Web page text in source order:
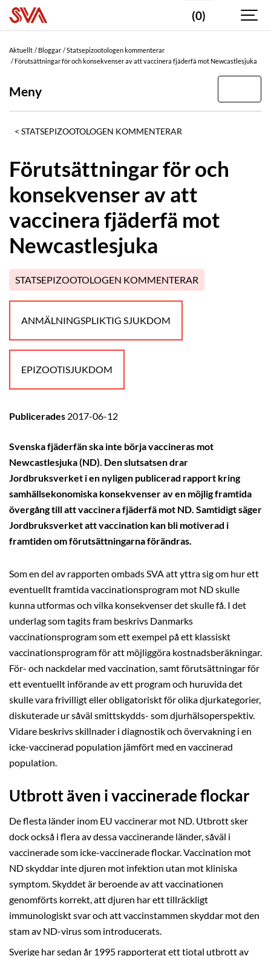
(0)
Aktuellt Bloggar
Statsepizootologen kommenterar
Förutsättningar för och konsekvenser av att vaccinera fjäderfä mot Newcastlesjuka
Meny
STATSEPIZOOTOLOGEN KOMMENTERAR
Förutsättningar för och
konsekvenser av att
vaccinera fjäderfä mot
Newcastlesjuka
STATSEPIZOOTOLOGEN KOMMENTERAR
ANMÄLNINGSPLIKTIG SJUKDOM
EPIZOOTISJUKDOM
Publicerades 2017-06-12
Svenska fjäderfän ska inte börja vaccineras mot
Newcastlesjuka (ND). Den slutsatsen drar
Jordbruksverket i en nyligen publicerad rapport kring
samhällsekonomiska konsekvenser av en möjlig framtida
övergång till att vaccinera fjäderfä mot ND. Samtidigt säger
Jordbruksverket att vaccination kan bli motiverad i
framtiden om förutsättningarna förändras.
Som en del av rapporten ombads SVA att yttra sig om hur ett
eventuellt framtida vaccinationsprogram mot ND skulle
kunna utformas och vilka konsekvenser det skulle få. I det
underlag som tagits fram beskrivs Danmarks
vaccinationsprogram som ett exempel på ett klassiskt
vaccinationsprogram för att möjliggöra kostnadsberäkningar.
För- och nackdelar med vaccination, samt förutsättningar för
ett eventuellt införande av ett program och huruvida det
skulle vara frivilligt eller obligatoriskt för olika djurkategorier,
diskuterade ur såväl smittskydds- som djurhälsoperspektiv.
Vidare beskrivs skillnader i diagnostik och övervakning i en
icke-vaccinerad population jämfört med en vaccinerad
population.
Utbrott även i vaccinerade flockar
De flesta länder inom EU vaccinerar mot ND. Utbrott sker
dock också i flera av dessa vaccinerande länder, såväl i
vaccinerade som icke-vaccinerade flockar. Vaccination mot
ND skyddar inte djuren mot infektion utan mot kliniska
symptom. Skyddet är beroende av att vaccinationen
genomförts korrekt, att djuren har ett tillräckligt
immunologiskt svar och att vaccinstammen skyddar mot den
stam av ND-virus som introducerats.
Sverige har sedan år 1995 rapporterat ett tiotal utbrott av